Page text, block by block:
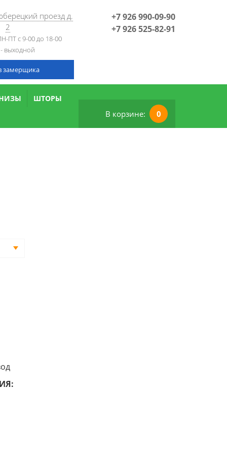
проезд д.
2
ПТ с 9-00 до 18-00
выходной
замерщика
+7 926 990-09-90
+7 926 525-82-91
ШТОРЫ
В корзине: 0